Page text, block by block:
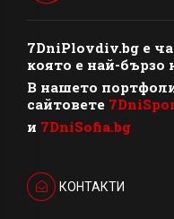
7DniPlovdiv.bg e
която е най-бързо
В нашето
сайтовете
и 7DniSofia.bg
КОНТАКТИ